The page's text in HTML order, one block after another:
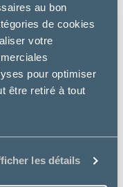
au bon
de cookies
votre
pour optimiser
être retiré à tout
les détails